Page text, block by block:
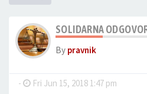
SOLIDARNA
By pravnik
- Fri Jun 15, 2018 1:47 pm